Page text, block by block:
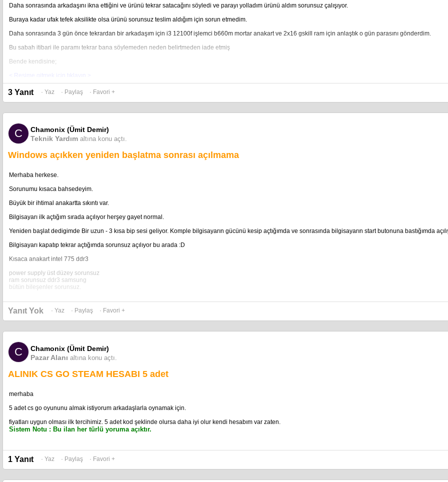
Daha sonrasında arkadaşını ikna ettiğini ve ürünü tekrar satacağını söyledi ve parayı yolladım ürünü aldım sorunsuz çalışıyor.
Buraya kadar ufak tefek aksilikte olsa ürünü sorunsuz teslim aldığım için sorun etmedim.
Daha sonrasında 3 gün önce tekrardan bir arkadaşım için i3 12100f işlemci b660m mortar anakart ve 2x16 gskill ram için anlaştık o gün parasını gönderdim.
Bu sabah itibari ile paramı tekrar bana söylemeden neden belirtmeden iade etmiş
Bende kendisine;
< Resime gitmek için tıklayın >
Aynen böyle bir mesaj gönderdim ve iletilmedi.
Daha sonrasında forum üzerinden aynen bu konuşma geçti.
< Resime gitmek için tıklayın >
3 Yanıt · Yaz · Paylaş · Favori +
C
Chamonix (Ümit Demir)
Teknik Yardım altına konu açtı.
Windows açıkken yeniden başlatma sonrası açılmama
Merhaba herkese.
Sorunumu kısaca bahsedeyim.
Büyük bir ihtimal anakartta sıkıntı var.
Bilgisayarı ilk açtığım sırada açılıyor herşey gayet normal.
Yeniden başlat dedigimde Bir uzun - 3 kısa bip sesi geliyor. Komple bilgisayarın gücünü kesip açtığımda ve sonrasında bilgisayarın start butonuna bastığımda
Bilgisayarı kapatıp tekrar açtığımda sorunsuz açılıyor bu arada :D
Kısaca anakart intel 775 ddr3
power supply üst düzey sorunsuz
ram sorunsuz ddr3 samsung
bütün bileşenler sorunsuz.
bir tek anakarttan süpheleniyorum.
Yanıt Yok · Yaz · Paylaş · Favori +
C
Chamonix (Ümit Demir)
Pazar Alanı altına konu açtı.
ALINIK CS GO STEAM HESABI 5 adet
merhaba
5 adet cs go oyununu almak istiyorum arkadaşlarla oynamak için.
fiyatları uygun olması ilk tercihimiz. 5 adet kod şeklinde olursa daha iyi olur kendi hesabım var zaten.
Sistem Notu : Bu ilan her türlü yoruma açıktır.
1 Yanıt · Yaz · Paylaş · Favori +